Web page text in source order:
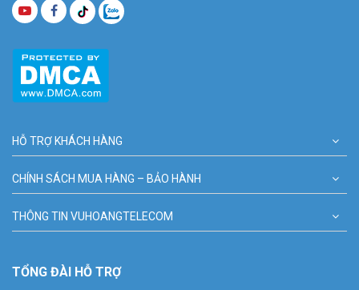
HỖ TRỢ KHÁCH HÀNG
CHÍNH SÁCH MUA HÀNG – BẢO HÀNH
THÔNG TIN VUHOANGTELECOM
TỔNG ĐÀI HỖ TRỢ